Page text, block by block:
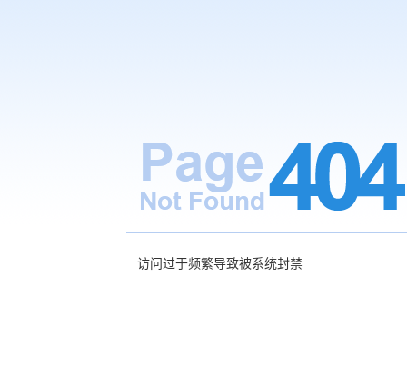
访问过于频繁导致被系统封禁